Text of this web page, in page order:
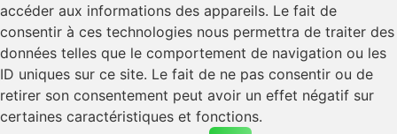
accéder aux informations des appareils. Le fait de
consentir à ces technologies nous permettra de traiter des
données telles que le comportement de navigation ou les
ID uniques sur ce site. Le fait de ne pas consentir ou de
retirer son consentement peut avoir un effet négatif sur
certaines caractéristiques et fonctions.